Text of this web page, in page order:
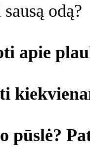
odą?
apie
pūslė?